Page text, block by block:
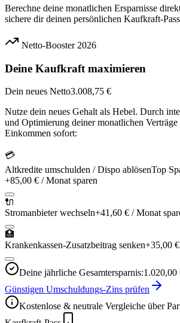
Berechne deine monatlichen Ersparnisse
sichere dir deinen persönlichen Kaufkraft-
Netto-Booster 2026
Deine Kaufkraft maximieren
Dein neues Netto3.008,75 €
Nutze dein neues Gehalt als Hebel. Durch
und Optimierung deiner monatlichen Verträge
Einkommen sofort:
💳
Altkredite umschulden / Dispo ablösenTop
+85,00 € / Monat sparen
🔌
Stromanbieter wechseln+41,60 € / Monat
🏥
Krankenkassen-Zusatzbeitrag senken+35,00 €
Deine jährliche Gesamtersparnis:1.020,00
Günstigen Umschuldungs-Zins prüfen
Kostenlose & neutrale Vergleiche über